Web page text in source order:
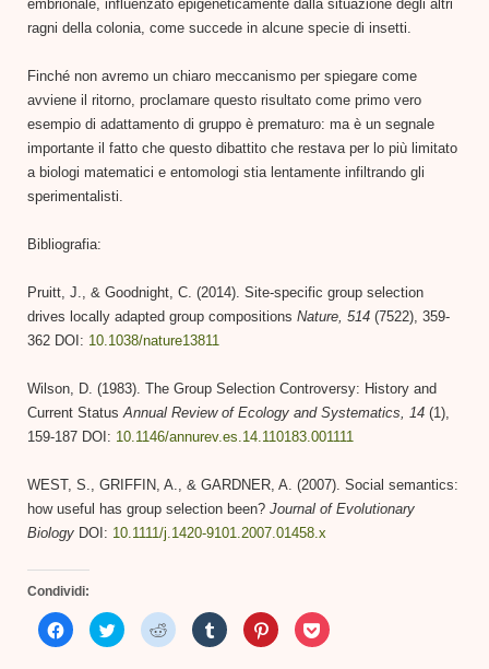
embrionale, influenzato epigeneticamente dalla situazione degli altri
ragni della colonia, come succede in alcune specie di insetti.
Finché non avremo un chiaro meccanismo per spiegare come
avviene il ritorno, proclamare questo risultato come primo vero
esempio di adattamento di gruppo è prematuro: ma è un segnale
importante il fatto che questo dibattito che restava per lo più limitato
a biologi matematici e entomologi stia lentamente infiltrando gli
sperimentalisti.
Bibliografia:
Pruitt, J., & Goodnight, C. (2014). Site-specific group selection
drives locally adapted group compositions Nature, 514 (7522), 359-
362 DOI: 10.1038/nature13811
Wilson, D. (1983). The Group Selection Controversy: History and
Current Status Annual Review of Ecology and Systematics, 14 (1),
159-187 DOI: 10.1146/annurev.es.14.110183.001111
WEST, S., GRIFFIN, A., & GARDNER, A. (2007). Social semantics:
how useful has group selection been? Journal of Evolutionary
Biology DOI: 10.1111/j.1420-9101.2007.01458.x
Condividi:
Fai
clic
Fai
clic
Fai
clic
Fai
clic
Fai
clic
Fai
clic